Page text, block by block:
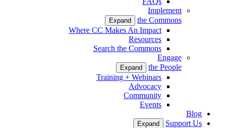
Implement
the Commons
Expand
Where CC Makes An Impact
Resources
Search the Commons
Engage
the People
Expand
Training + Webinars
Advocacy
Community
Events
Blog
Support Us
Expand